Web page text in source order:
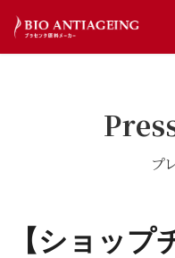
プ
【ショップ